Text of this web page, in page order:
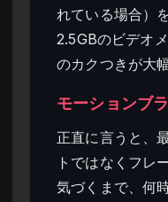
れている場合）
2.5GBのビデオ
のカクつきが大
モーションブ
正直に言うと、
トではなくフレ
気づくまで、何